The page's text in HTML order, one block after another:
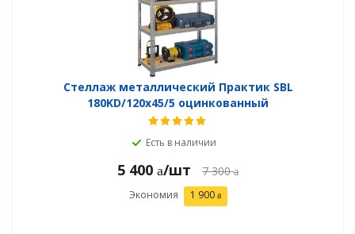
Стеллаж металлический Практик SBL
180KD/120x45/5 оцинкованный
Есть в наличии
5 400 /шт 7 300
Экономия 1 900